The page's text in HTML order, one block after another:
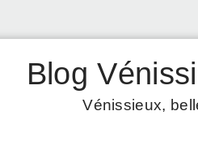
Blog
Vénissieux,